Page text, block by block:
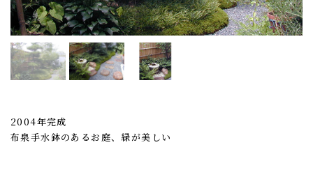
2004年完成
布泉手水鉢のあるお庭、緑が美しい